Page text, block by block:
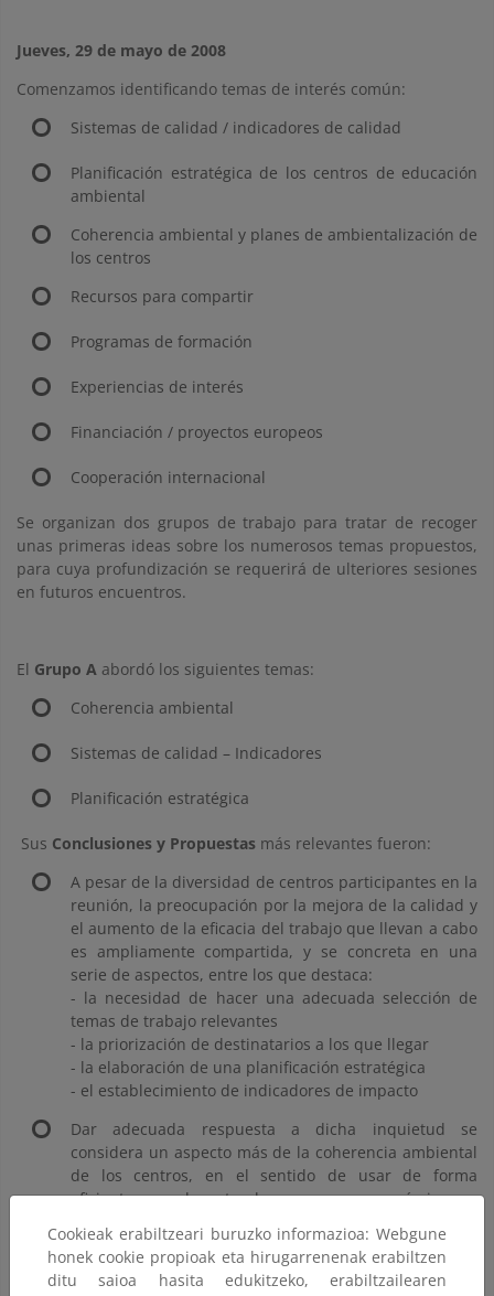
Jueves, 29 de mayo de 2008
Comenzamos identificando temas de interés común:
Sistemas de calidad / indicadores de calidad
Planificación estratégica de los centros de educación
ambiental
Coherencia ambiental y planes de ambientalización de
los centros
Recursos para compartir
Programas de formación
Experiencias de interés
Financiación / proyectos europeos
Cooperación internacional
Se organizan dos grupos de trabajo para tratar de recoger
unas primeras ideas sobre los numerosos temas propuestos,
para cuya profundización se requerirá de ulteriores sesiones
en futuros encuentros.
El Grupo A abordó los siguientes temas:
Coherencia ambiental
Sistemas de calidad – Indicadores
Planificación estratégica
Sus Conclusiones y Propuestas más relevantes fueron:
A pesar de la diversidad de centros participantes en la
reunión, la preocupación por la mejora de la calidad y
el aumento de la eficacia del trabajo que llevan a cabo
es ampliamente compartida, y se concreta en una
serie de aspectos, entre los que destaca:
- la necesidad de hacer una adecuada selección de
temas de trabajo relevantes
- la priorización de destinatarios a los que llegar
- la elaboración de una planificación estratégica
- el establecimiento de indicadores de impacto
Dar adecuada respuesta a dicha inquietud se
considera un aspecto más de la coherencia ambiental
de los centros, en el sentido de usar de forma
eficiente y relevante los recursos económicos y
Si esto es importante para cualquier tipología de
centro, lo es mucho más en el caso de los llamados
Cookieak erabiltzeari buruzko informazioa: Webgune
honek cookie propioak eta hirugarrenenak erabiltzen
ditu saioa hasita edukitzeko, erabiltzailearen